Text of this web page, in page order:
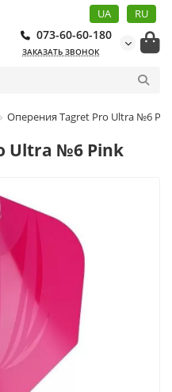
UA RU
073-60-60-180
ЗАКАЗАТЬ ЗВОНОК
Оперения Tagret Pro Ultra №6
Ultra №6 Pink